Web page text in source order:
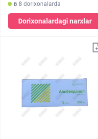
в 8 dorixonalarda
Dorixonalardagi narxlar